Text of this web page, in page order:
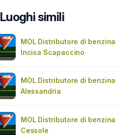
Luoghi simili
MOL Distributore di benzina
Incisa Scapaccino
MOL Distributore di benzina
Alessandria
MOL Distributore di benzina
Cessole